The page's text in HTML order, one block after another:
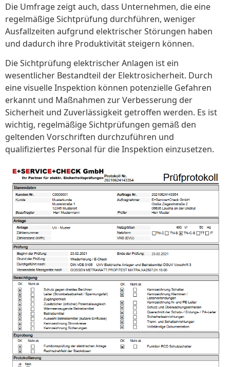
Die Umfrage zeigt auch, dass Unternehmen, die eine
regelmäßige Sichtprüfung durchführen, weniger
Ausfallzeiten aufgrund elektrischer Störungen haben
und dadurch ihre Produktivität steigern können.
Die Sichtprüfung elektrischer Anlagen ist ein
wesentlicher Bestandteil der Elektrosicherheit. Durch
eine visuelle Inspektion können potenzielle Gefahren
erkannt und Maßnahmen zur Verbesserung der
Sicherheit und Zuverlässigkeit getroffen werden. Es ist
wichtig, regelmäßige Sichtprüfungen gemäß den
geltenden Vorschriften durchzuführen und
qualifiziertes Personal für die Inspektion einzusetzen.